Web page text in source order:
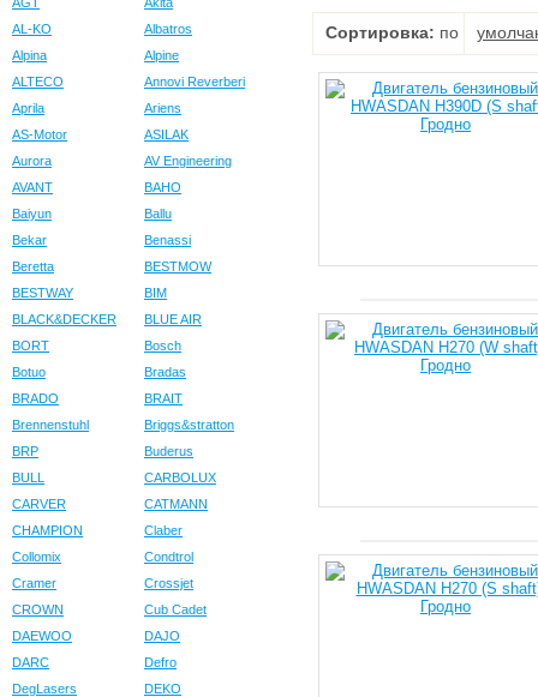
AL-KO
Albatros
Alpina
Alpine
ALTECO
Annovi Reverberi
Aprila
Ariens
AS-Motor
ASILAK
Aurora
AV Engineering
AVANT
BAHO
Baiyun
Ballu
Bekar
Benassi
Beretta
BESTMOW
BESTWAY
BIM
BLACK&DECKER
BLUE AIR
BORT
Bosch
Botuo
Bradas
BRADO
BRAIT
Brennenstuhl
Briggs&stratton
BRP
Buderus
BULL
CARBOLUX
CARVER
CATMANN
CHAMPION
Claber
Collomix
Condtrol
Cramer
Crossjet
CROWN
Cub Cadet
DAEWOO
DAJO
DARC
Defro
DegLasers
DEKO
Сортировка: по